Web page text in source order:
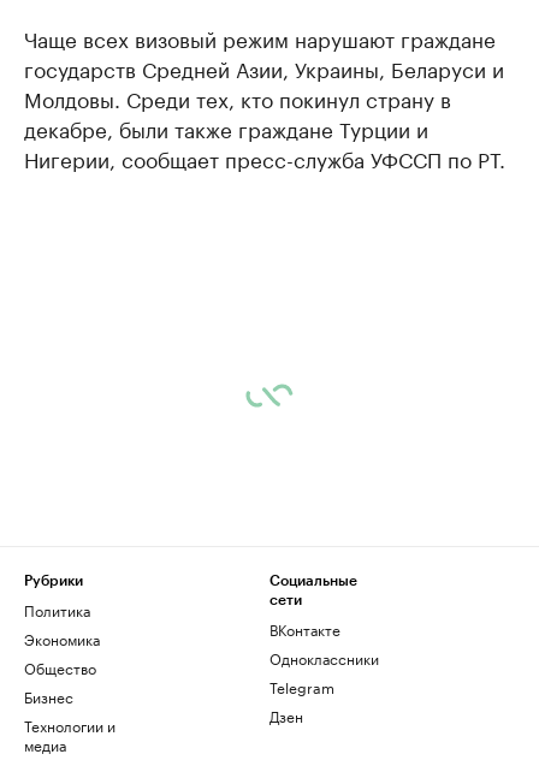
Чаще всех визовый режим нарушают граждане
государств Средней Азии, Украины, Беларуси и
Молдовы. Среди тех, кто покинул страну в
декабре, были также граждане Турции и
Нигерии, сообщает пресс-служба УФССП по РТ.
Рубрики
Политика
Экономика
Общество
Бизнес
Технологии и
медиа
Социальные
сети
ВКонтакте
Одноклассники
Telegram
Дзен